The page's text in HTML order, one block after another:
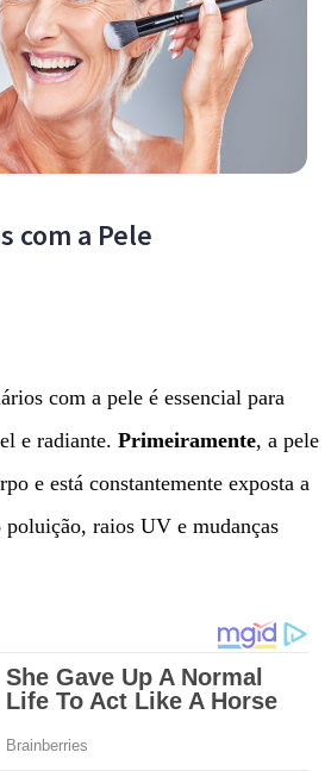
com a Pele
com a pele é essencial para
e radiante. Primeiramente, a pele
e está constantemente exposta a
poluição, raios UV e mudanças